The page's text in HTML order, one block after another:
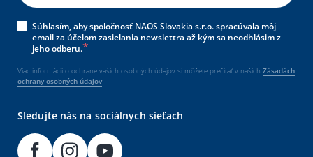
Súhlasím, aby spoločnosť NAOS Slovakia s.r.o. spracúvala môj
email za účelom zasielania newslettra až kým sa neodhlásim z
jeho odberu.
Viac informácií o ochrane vašich osobných údajov si môžete prečítať v našich Zásadách
ochrany osobných údajov
Sledujte nás na sociálnych sieťach